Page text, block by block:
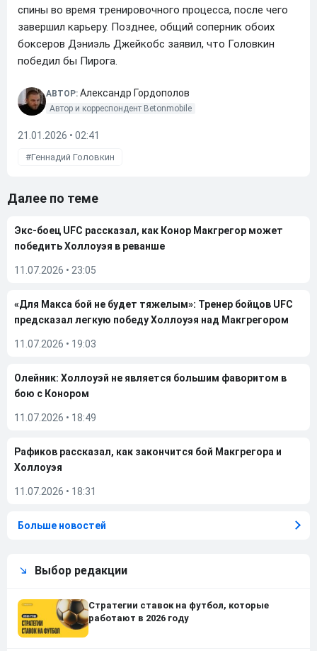
спины во время тренировочного процесса, после чего
завершил карьеру. Позднее, общий соперник обоих
боксеров Дэниэль Джейкобс заявил, что Головкин
победил бы Пирога.
АВТОР: Александр Гордополов
Автор и корреспондент Betonmobile
21.01.2026 • 02:41
Геннадий Головкин
Далее по теме
Экс-боец UFC рассказал, как Конор Макгрегор может
победить Холлоуэя в реванше
11.07.2026 • 23:05
«Для Макса бой не будет тяжелым»: Тренер бойцов UFC
предсказал легкую победу Холлоуэя над Макгрегором
11.07.2026 • 19:03
Олейник: Холлоуэй не является большим фаворитом в
бою с Конором
11.07.2026 • 18:49
Рафиков рассказал, как закончится бой Макгрегора и
Холлоуэя
11.07.2026 • 18:31
Больше новостей
Выбор редакции
Стратегии ставок на футбол, которые
работают в 2026 году